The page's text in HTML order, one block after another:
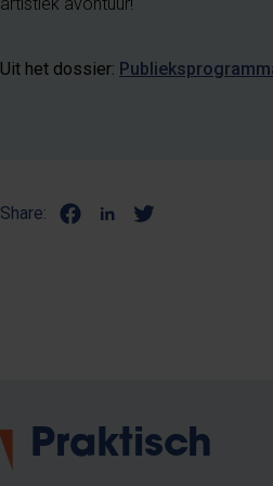
Uit het dossier:
Share:
Praktisch